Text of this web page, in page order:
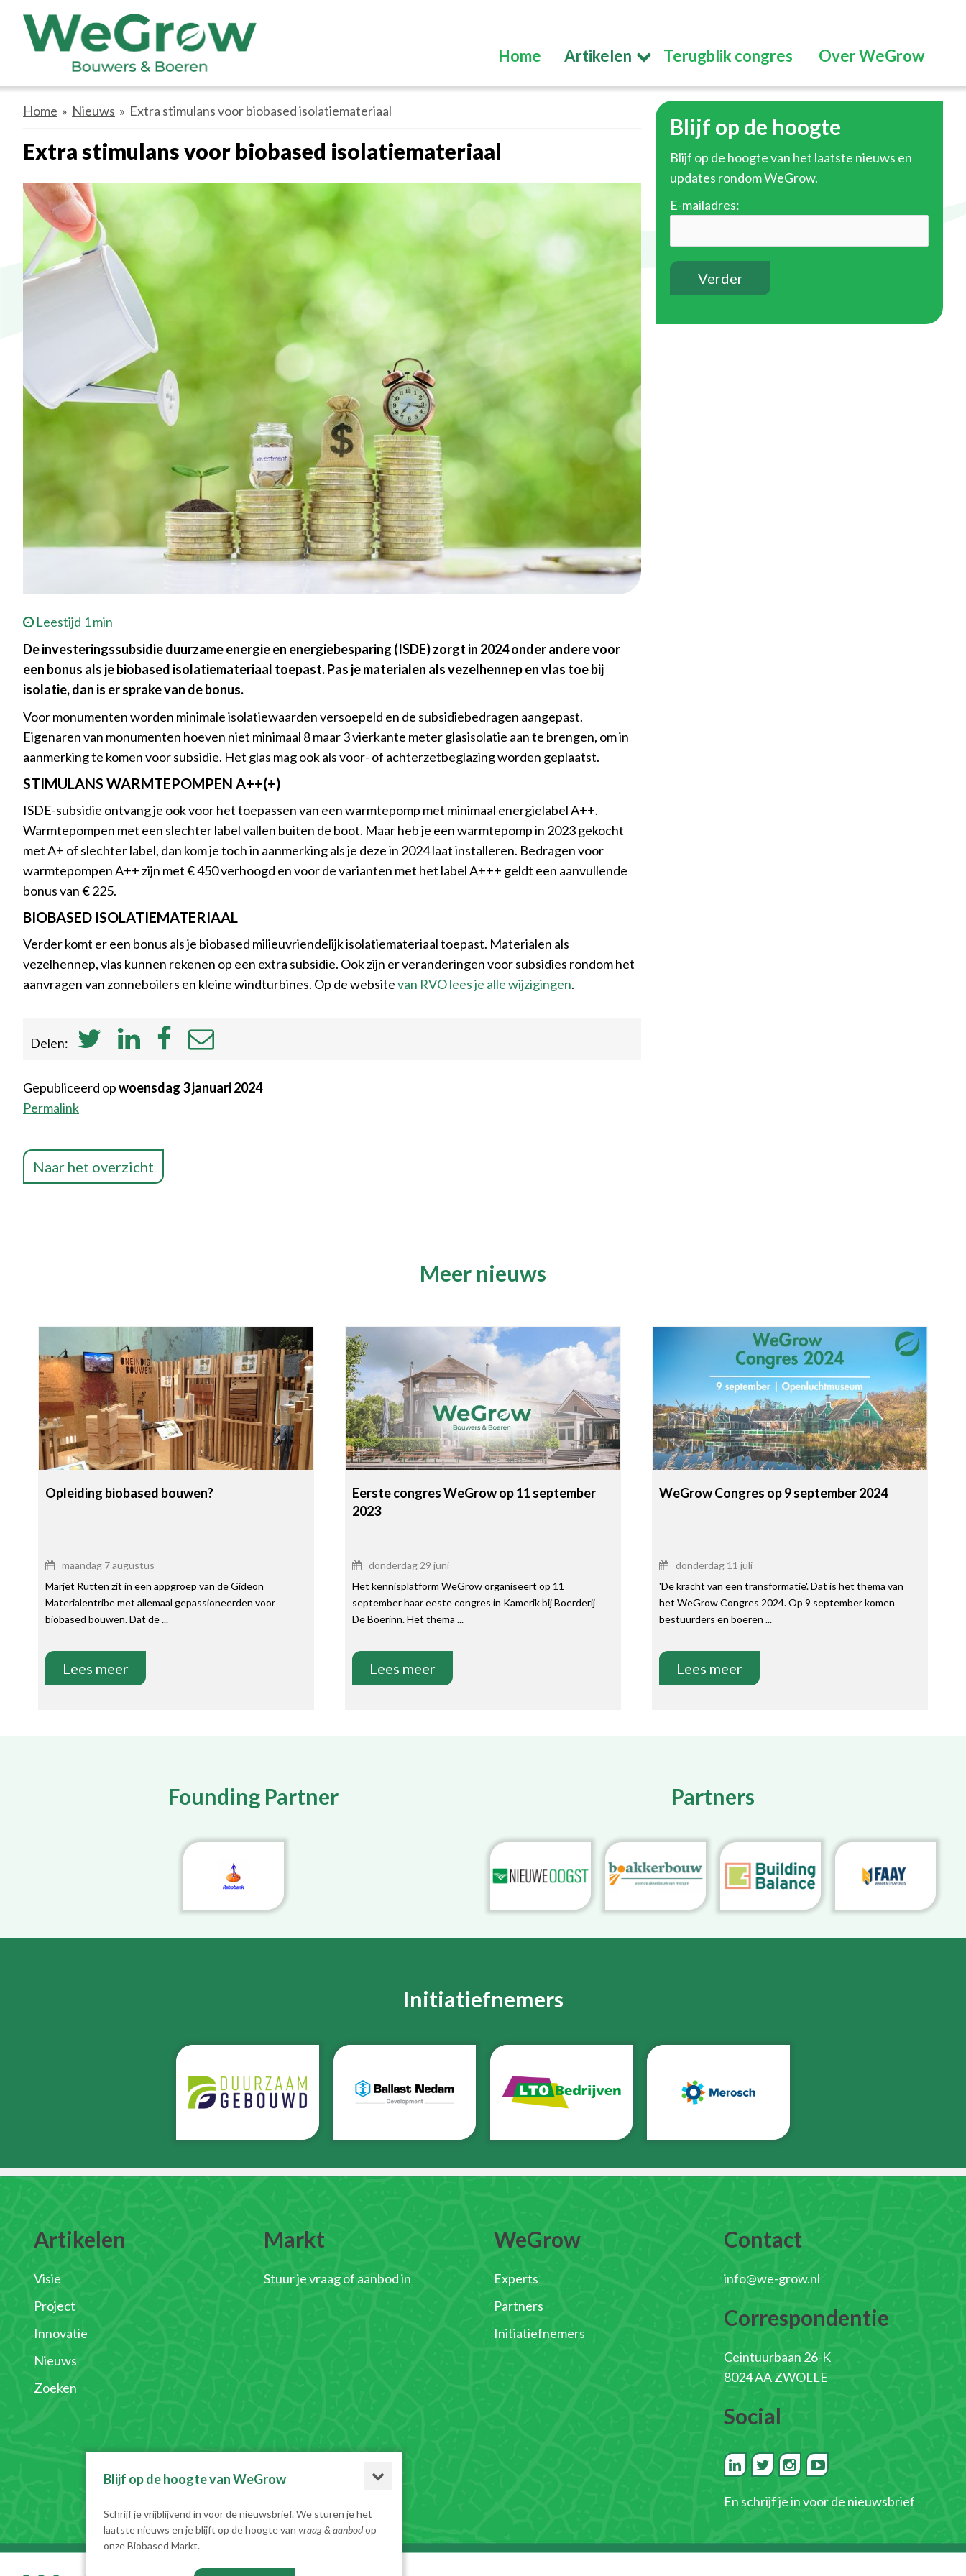
Home Artikelen Terugblik congres Over WeGrow
Home » Nieuws » Extra stimulans voor biobased isolatiemateriaal
Extra stimulans voor biobased isolatiemateriaal
Leestijd 1 min
De investeringssubsidie duurzame energie en energiebesparing (ISDE) zorgt in 2024 onder andere voor
een bonus als je biobased isolatiemateriaal toepast. Pas je materialen als vezelhennep en vlas toe bij
isolatie, dan is er sprake van de bonus.
Voor monumenten worden minimale isolatiewaarden versoepeld en de subsidiebedragen aangepast.
Eigenaren van monumenten hoeven niet minimaal 8 maar 3 vierkante meter glasisolatie aan te brengen, om in
aanmerking te komen voor subsidie. Het glas mag ook als voor- of achterzetbeglazing worden geplaatst.
STIMULANS WARMTEPOMPEN A++(+)
ISDE-subsidie ontvang je ook voor het toepassen van een warmtepomp met minimaal energielabel A++.
Warmtepompen met een slechter label vallen buiten de boot. Maar heb je een warmtepomp in 2023 gekocht
met A+ of slechter label, dan kom je toch in aanmerking als je deze in 2024 laat installeren. Bedragen voor
warmtepompen A++ zijn met € 450 verhoogd en voor de varianten met het label A+++ geldt een aanvullende
bonus van € 225.
BIOBASED ISOLATIEMATERIAAL
Verder komt er een bonus als je biobased milieuvriendelijk isolatiemateriaal toepast. Materialen als
vezelhennep, vlas kunnen rekenen op een extra subsidie. Ook zijn er veranderingen voor subsidies rondom het
aanvragen van zonneboilers en kleine windturbines. Op de websitevan RVO lees je alle wijzigingen.
Delen:
Gepubliceerd opwoensdag 3 januari 2024
Permalink
Naar het overzicht
Blijf op de hoogte
Blijf op de hoogte van het laatste nieuws en
updates rondom WeGrow.
E-mailadres:
Meer nieuws
Opleiding biobased bouwen?
maandag 7 augustus
Marjet Rutten zit in een appgroep van de Gideon
Materialentribe met allemaal gepassioneerden voor
biobased bouwen. Dat de ...
Lees meer
Eerste congres WeGrow op 11 september
2023
donderdag 29 juni
Het kennisplatform WeGrow organiseert op 11
september haar eeste congres in Kamerik bij Boerderij
De Boerinn. Het thema ...
Lees meer
WeGrow Congres op 9 september 2024
donderdag 11 juli
'De kracht van een transformatie'. Dat is het thema van
het WeGrow Congres 2024. Op 9 september komen
bestuurders en boeren ...
Lees meer
Founding Partner Partners
Initiatiefnemers
Artikelen
Visie
Project
Innovatie
Nieuws
Zoeken
Markt
Stuur je vraag of aanbod in
WeGrow
Experts
Partners
Initiatiefnemers
Contact
info@we-grow.nl
Correspondentie
Ceintuurbaan 26-K
8024 AA ZWOLLE
Social
En schrijf je in voor de nieuwsbrief
Blijf op de hoogte van WeGrow
Schrijf je vrijblijvend in voor de nieuwsbrief. We sturen je het
laatste nieuws en je blijft op de hoogte van vraag & aanbodop
onze Biobased Markt.